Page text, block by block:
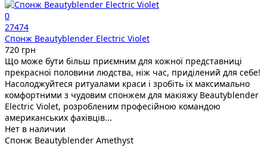
0
27474
Спонж Beautyblender Electric Violet
720 грн
Що може бути більш приємним для кожної представниці
прекрасної половини людства, ніж час, приділений для себе!
Насолоджуйтеся ритуалами краси і зробіть їх максимально
комфортними з чудовим спонжем для макіяжу Beautyblender
Electric Violet, розробленим професійною командою
американських фахівців...
Нет в наличии
Спонж Beautyblender Amethyst